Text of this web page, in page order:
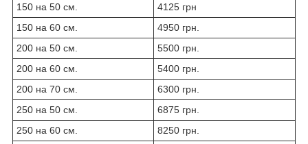
150 на 50 см.
4125 грн
150 на 60 см.
4950 грн.
200 на 50 см.
5500 грн.
200 на 60 см.
5400 грн.
200 на 70 см.
6300 грн.
250 на 50 см.
6875 грн.
250 на 60 см.
8250 грн.